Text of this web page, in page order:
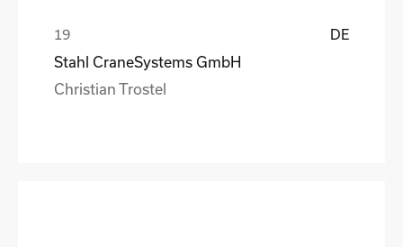
DE
Stahl CraneSystems GmbH
Christian Trostel